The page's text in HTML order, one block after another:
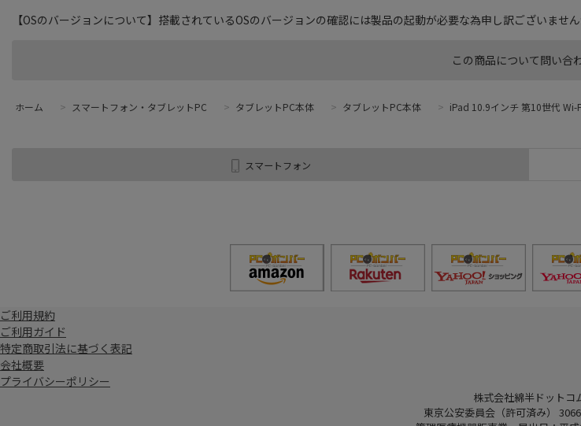
この商品について問い合
【OSのバージョンについて】搭載されているOSのバージョンの確認には製品の起動が必要な為申し訳ございま
ホーム > スマートフォン・タブレットPC > タブレットPC本体 > タブレットPC本体 > iPad 10.9インチ 第10世代
スマートフォン
ご利用規約
ご利用ガイド
特定商取引法に基づく表記
会社概要
プライバシーポリシー
株式会社綿半ドットコ
東京公安委員会（許可済み）